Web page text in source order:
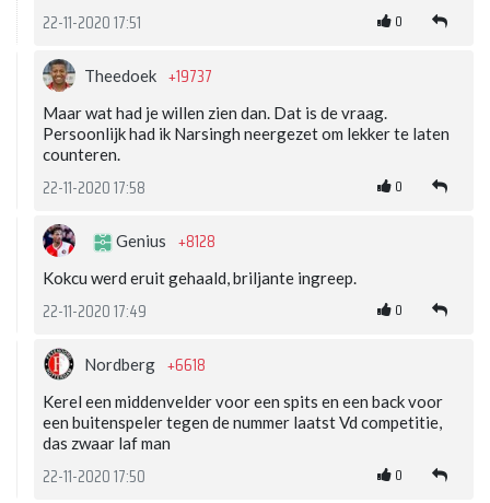
22-11-2020 17:51 0
Theedoek +19737
Maar wat had je willen zien dan. Dat is de vraag.
Persoonlijk had ik Narsingh neergezet om lekker te laten
counteren.
22-11-2020 17:58 0
Genius +8128
Kokcu werd eruit gehaald, briljante ingreep.
22-11-2020 17:49 0
Nordberg +6618
Kerel een middenvelder voor een spits en een back voor
een buitenspeler tegen de nummer laatst Vd competitie,
das zwaar laf man
22-11-2020 17:50 0